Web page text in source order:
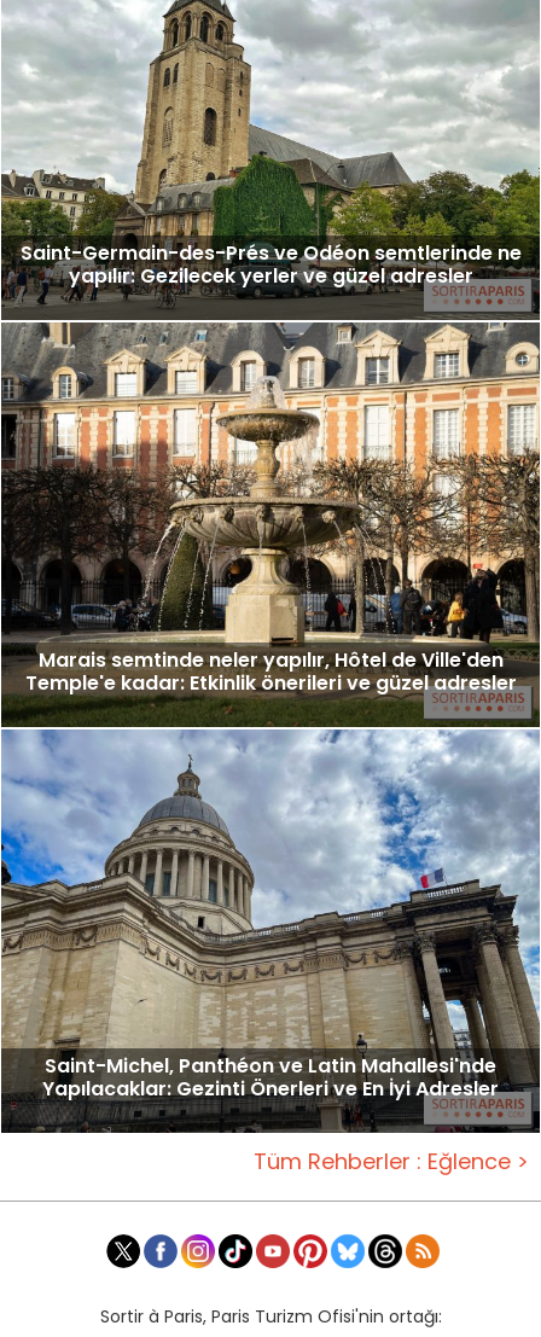
Saint-Germain-des-Prés ve Odéon semtlerinde ne
yapılır: Gezilecek yerler ve güzel adresler
Marais semtinde neler yapılır, Hôtel de Ville'den
Temple'e kadar: Etkinlik önerileri ve güzel adresler
Saint-Michel, Panthéon ve Latin Mahallesi'nde
Yapılacaklar: Gezinti Önerleri ve En İyi Adresler
Tüm Rehberler : Eğlence >
Sortir à Paris, Paris Turizm Ofisi'nin ortağı: